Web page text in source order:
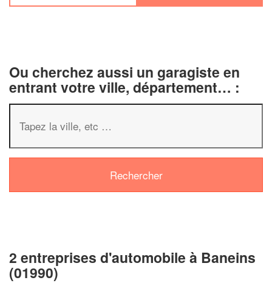
Ou cherchez aussi un garagiste en
entrant votre ville, département… :
2 entreprises d'automobile à Baneins
(01990)